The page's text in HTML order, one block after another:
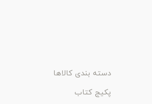
دسته بندی کالاها
پکیج کتاب